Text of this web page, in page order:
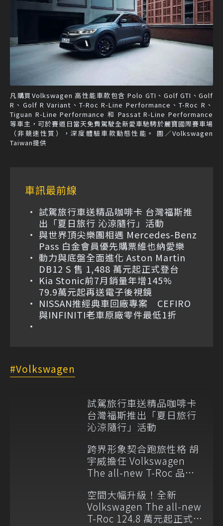
凡購買Volkswagen 高性能車款包含 Polo GTI、Golf GTI、Golf
R、Golf R Variant、T-Roc R-Line Performance、T-Roc R、
Tiguan R-Line Performance 和 Passat R-Line Performance
等車主，可於賽道日當天免費駕駛全新愛車馳騁於麗寶國際賽車場
（非競速性質），深度體驗車款動態性能。 圖／Volkswagen
Taiwan提供
車訊最前線
試駕旅行車送精品咖啡卡 台灣福斯推
出「夏日旅行 沁涼隨行」活動
與世界頂尖樂團相遇 Mercedes-Benz
Pass 白金會員優先購票維也納愛樂
動力與底盤全面進化 Aston Martin
DB12 S 售 1,488 萬元起正式登台
Kia Stonic前7月銷量年增145%
79.9萬元起再送電子後視鏡
NISSAN推經典車回廠專案 CEFIRO
與INFINITI老車原廠零件最低1折
Volkswagen
試駕旅行車送精品咖啡卡
台灣福斯推出「夏日旅行
沁涼隨行」活動
跨界形象契合跑旅性格 胡
宇威擔任 Volkswagen
The all-new T-Roc 品牌
空間大幅升級！全新
Volkswagen The all-new
T-Roc 124.8 萬元起正式上